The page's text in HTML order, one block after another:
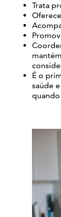
Trata
É o
saúde
quando